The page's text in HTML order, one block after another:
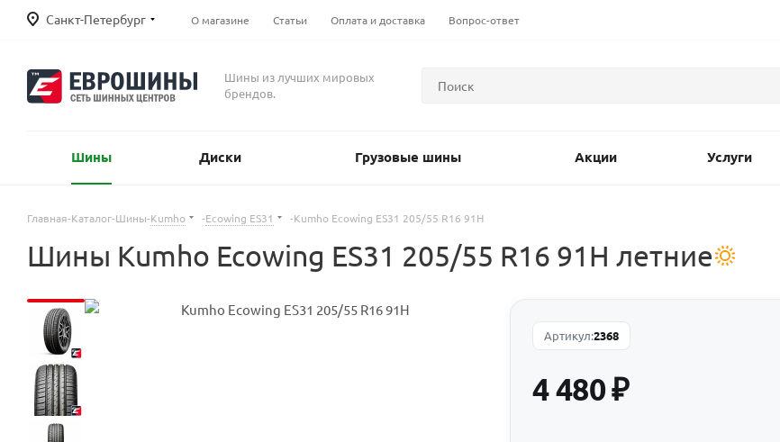
Санкт-Петербург О магазине Статьи Оплата и доставка Вопрос-ответ
Шины из лучших мировых
брендов.
Шины Диски Грузовые шины Акции Услуги
Главная-Каталог-Шины-Kumho -Ecowing ES31 -Kumho Ecowing ES31 205/55 R16 91H
Шины Kumho Ecowing ES31 205/55 R16 91H летние
Артикул:2368
4 480₽